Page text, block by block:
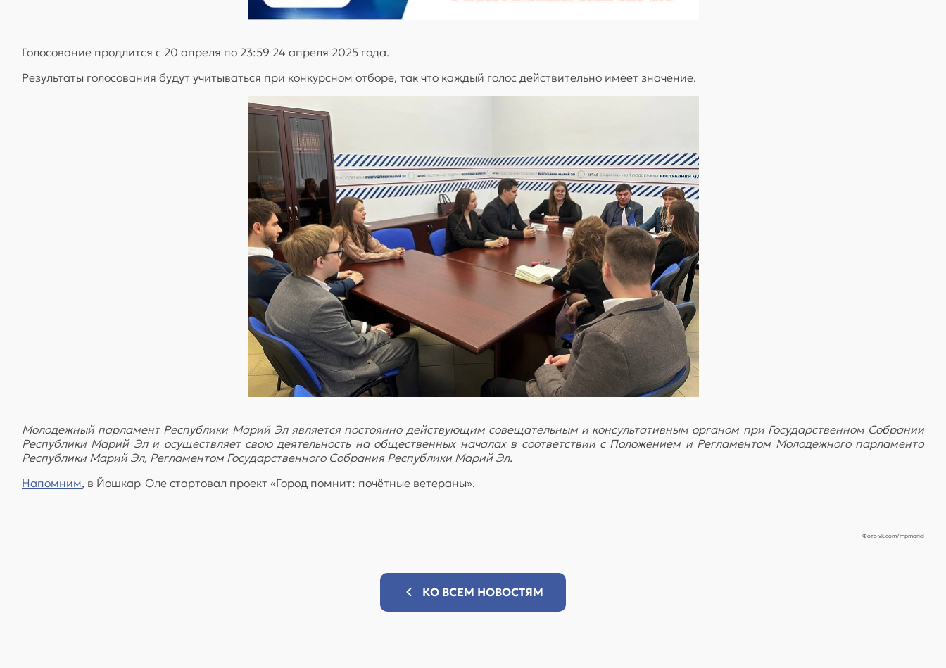
Голосование продлится с 20 апреля по 23:59 24 апреля 2025 года.
Результаты голосования будут учитываться при конкурсном отборе, так что каждый голос действительно имеет значение.
Молодежный парламент Республики Марий Эл является постоянно действующим совещательным и консультативным органом при Государственном Собрании
Республики Марий Эл и осуществляет свою деятельность на общественных началах в соответствии с Положением и Регламентом Молодежного парламента
Республики Марий Эл, Регламентом Государственного Собрания Республики Марий Эл.
Напомним, в Йошкар-Оле стартовал проект «Город помнит: почётные ветераны».
Фото vk.com/mpmariel
КО ВСЕМ НОВОСТЯМ